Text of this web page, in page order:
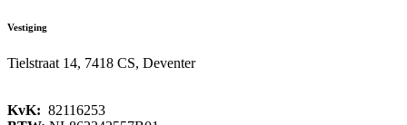
Vestiging
Tielstraat 14, 7418 CS, Deventer
KvK: 82116253